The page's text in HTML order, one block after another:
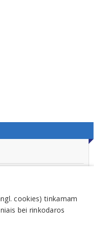
cookies) tinkamam
bei rinkodaros